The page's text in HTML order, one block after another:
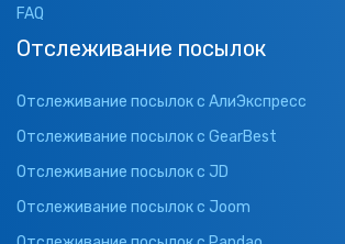
FAQ
Отслеживание посылок
Отслеживание посылок с АлиЭкспресс
Отслеживание посылок с GearBest
Отслеживание посылок с JD
Отслеживание посылок с Joom